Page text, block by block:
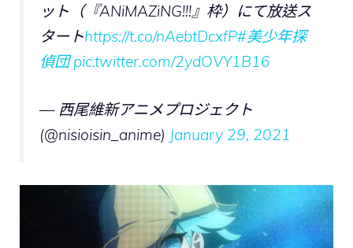
ット（『ANiMAZiNG!!!』枠）にて放送ス
タートhttps://t.co/nAebtDcxfP#美少年探
偵団 pic.twitter.com/2ydOVY1B16
— 西尾維新アニメプロジェクト
(@nisioisin_anime) January 29, 2021